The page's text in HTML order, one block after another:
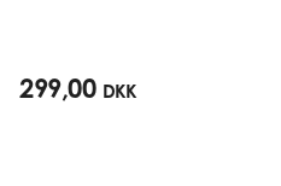
299,00 DKK